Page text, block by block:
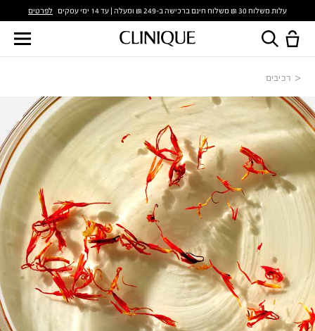
עלות משלוח 30 ₪ משלוח חינם ברכישה ב-249 ₪ ומעלה | עד 14 ימי עסקים לפרטים
רכיבים